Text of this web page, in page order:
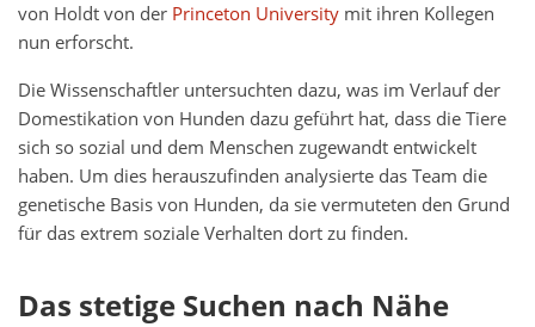
von Holdt von der Princeton University mit ihren Kollegen
nun erforscht.
Die Wissenschaftler untersuchten dazu, was im Verlauf der
Domestikation von Hunden dazu geführt hat, dass die Tiere
sich so sozial und dem Menschen zugewandt entwickelt
haben. Um dies herauszufinden analysierte das Team die
genetische Basis von Hunden, da sie vermuteten den Grund
für das extrem soziale Verhalten dort zu finden.
Das stetige Suchen nach Nähe